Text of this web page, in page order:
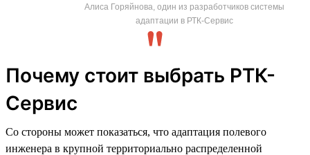
Алиса Горяйнова, один из разработчиков системы
адаптации в РТК-Сервис
Почему стоит выбрать РТК-
Сервис
Со стороны может показаться, что адаптация полевого
инженера в крупной территориально распределенной